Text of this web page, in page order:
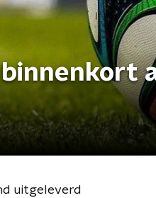
uitgeleverd